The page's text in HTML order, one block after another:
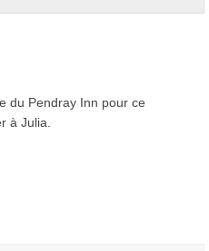
du Pendray Inn pour ce
à Julia.